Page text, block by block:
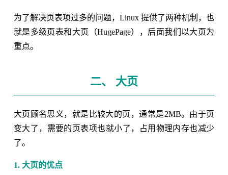
为了解决页表项过多的问题，Linux 提供了两种机制，也
就是多级页表和大页（HugePage），后面我们以大页为
重点。
二、 大页
大页顾名思义，就是比较大的页，通常是2MB。由于页
变大了，需要的页表项也就小了，占用物理内存也减少
了。
1. 大页的优点